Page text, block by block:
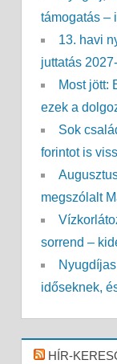
támogatás –
13. havi
juttatás
Most jött:
ezek a
Sok
forintot is
megszólalt
sorrend –
időseknek,
HÍR-